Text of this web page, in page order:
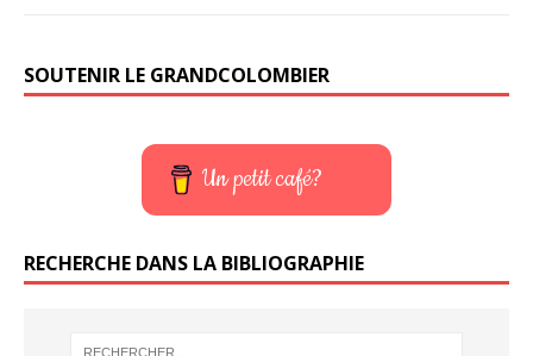
SOUTENIR LE GRANDCOLOMBIER
Un petit café?
RECHERCHE DANS LA BIBLIOGRAPHIE